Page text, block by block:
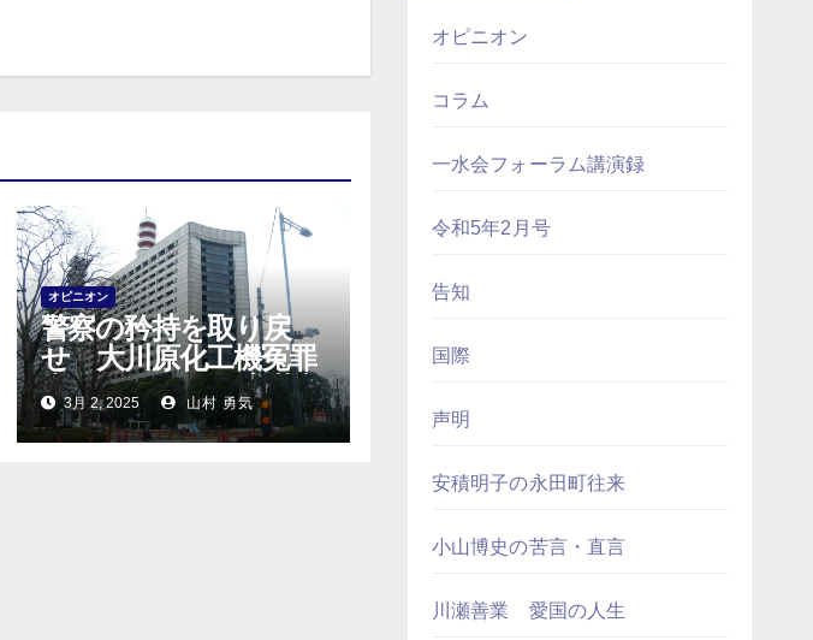
オピニオン
警察の矜持を取り戻
せ 大川原化工機冤罪
事件５月28日に高裁判
決！
3月 2, 2025 山村 勇気
オピニオン
コラム
一水会フォーラム講演録
令和5年2月号
告知
国際
声明
安積明子の永田町往来
小山博史の苦言・直言
川瀬善業 愛国の人生